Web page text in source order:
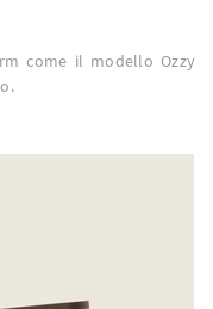
come il modello Ozzy